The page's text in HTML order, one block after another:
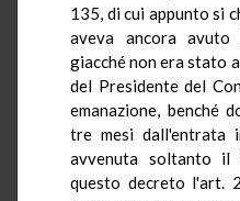
135, di cui appunto si
aveva ancora
giacché non era stato
del Presidente del
emanazione, benché
tre mesi dall'entrata
avvenuta soltanto
questo decreto l'art.